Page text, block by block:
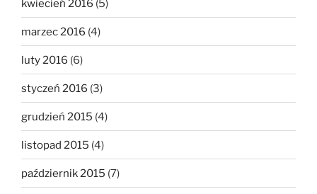
kwiecień 2016 (5)
marzec 2016 (4)
luty 2016 (6)
styczeń 2016 (3)
grudzień 2015 (4)
listopad 2015 (4)
październik 2015 (7)